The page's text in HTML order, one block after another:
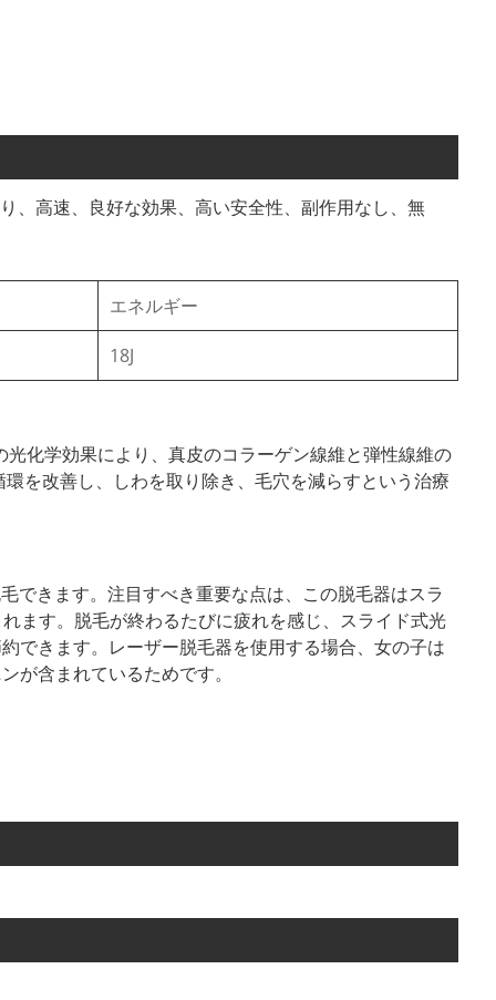
、高速、良好な効果、高い安全性、副作用なし、無
エネルギー
18J
化学効果により、真皮のコラーゲン線維と弾性線維の
を改善し、しわを取り除き、毛穴を減らすという治療
できます。注目すべき重要な点は、この脱毛器はスラ
ます。脱毛が終わるたびに疲れを感じ、スライド式光
できます。レーザー脱毛器を使用する場合、女の子は
が含まれているためです。